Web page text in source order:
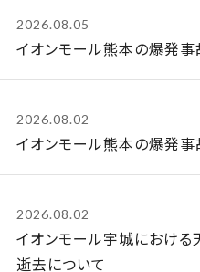
2026.08.05
イオンモール熊本の爆発事
2026.08.02
イオンモール熊本の爆発事
2026.08.02
イオンモール宇城におけ
逝去について